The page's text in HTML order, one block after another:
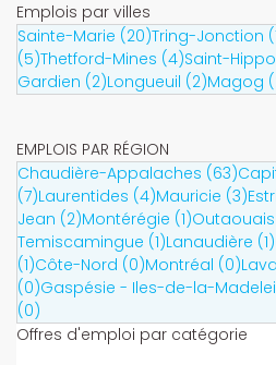
Emplois par villes
Sainte-Marie (20)Tring-Jonction
(5)Thetford-Mines (4)Saint-
Gardien (2)Longueuil (2)Magog
EMPLOIS PAR RÉGION
Chaudière-Appalaches (63)
(7)Laurentides (4)Mauricie (3)
Jean (2)Montérégie (1)Outaouais
Temiscamingue (1)Lanaudière (1)
(1)Côte-Nord (0)Montréal (0)
(0)Gaspésie - Iles-de-la-
(0)
Offres d'emploi par catégorie